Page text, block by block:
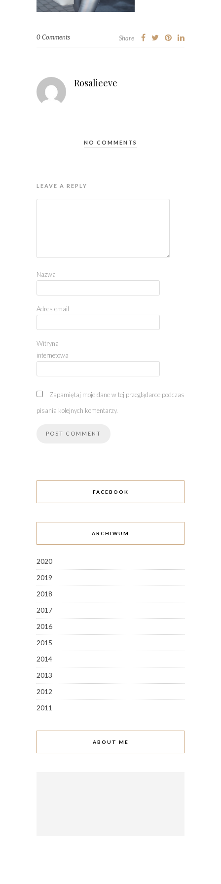
0 Comments Share
Rosalieeve
NO COMMENTS
LEAVE A REPLY
Nazwa
Adres email
Witryna
internetowa
Zapamiętaj moje dane w tej przeglądarce podczas
pisania kolejnych komentarzy.
FACEBOOK
ARCHIWUM
2020
2019
2018
2017
2016
2015
2014
2013
2012
2011
ABOUT ME